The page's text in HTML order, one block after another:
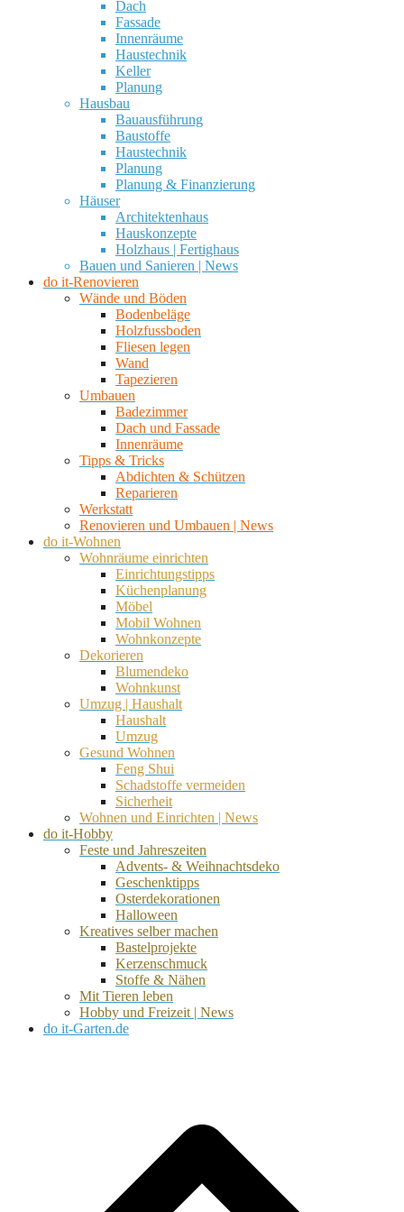
Dach
Fassade
Innenräume
Haustechnik
Keller
Planung
Hausbau
Bauausführung
Baustoffe
Haustechnik
Planung
Planung & Finanzierung
Häuser
Architektenhaus
Hauskonzepte
Holzhaus | Fertighaus
Bauen und Sanieren | News
do it-Renovieren
Wände und Böden
Bodenbeläge
Holzfussboden
Fliesen legen
Wand
Tapezieren
Umbauen
Badezimmer
Dach und Fassade
Innenräume
Tipps & Tricks
Abdichten & Schützen
Reparieren
Werkstatt
Renovieren und Umbauen | News
do it-Wohnen
Wohnräume einrichten
Einrichtungstipps
Küchenplanung
Möbel
Mobil Wohnen
Wohnkonzepte
Dekorieren
Blumendeko
Wohnkunst
Umzug | Haushalt
Haushalt
Umzug
Gesund Wohnen
Feng Shui
Schadstoffe vermeiden
Sicherheit
Wohnen und Einrichten | News
do it-Hobby
Feste und Jahreszeiten
Advents- & Weihnachtsdeko
Geschenktipps
Osterdekorationen
Halloween
Kreatives selber machen
Bastelprojekte
Kerzenschmuck
Stoffe & Nähen
Mit Tieren leben
Hobby und Freizeit | News
do it-Garten.de